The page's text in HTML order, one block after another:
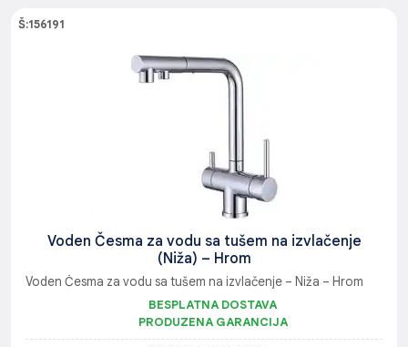
Š:156191
Voden Česma za vodu sa tušem na izvlačenje
(Niža) – Hrom
Voden Česma za vodu sa tušem na izvlačenje – Niža – Hrom
BESPLATNA DOSTAVA
PRODUZENA GARANCIJA